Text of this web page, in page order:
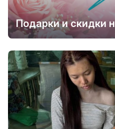
Подарки и скидки